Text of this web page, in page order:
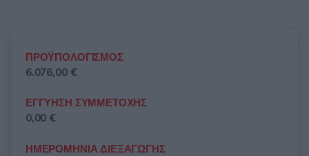
ΠΡΟΫΠΟΛΟΓΙΣΜΟΣ
6.076,00 €
ΕΓΓΥΗΣΗ ΣΥΜΜΕΤΟΧΗΣ
0,00 €
ΗΜΕΡΟΜΗΝΙΑ ΔΙΕΞΑΓΩΓΗΣ